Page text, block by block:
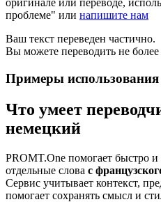
оригинале или переводе,
проблеме" или напишите нам
Ваш текст переведен частично.
Вы можете переводить не более
Примеры использования
Что умеет
немецкий
PROMT.One помогает быстро и
отдельные слова с
Сервис учитывает контекст,
помогает сохранять смысл и